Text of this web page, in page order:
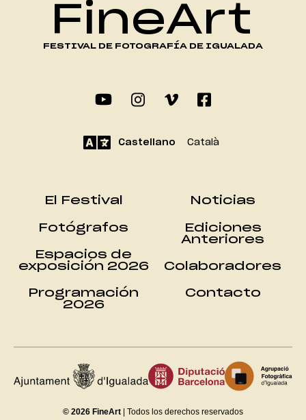
FineArt
FESTIVAL DE FOTOGRAFÍA DE IGUALADA
Castellano Català
El Festival
Fotógrafos
Espacios de
exposición 2026
Programación
2026
Noticias
Ediciones
Anteriores
Colaboradores
Contacto
© 2026 FineArt | Todos los derechos reservados